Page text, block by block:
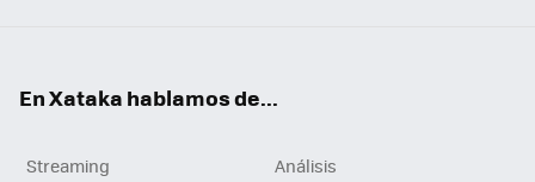
En Xataka hablamos de...
Streaming
Análisis